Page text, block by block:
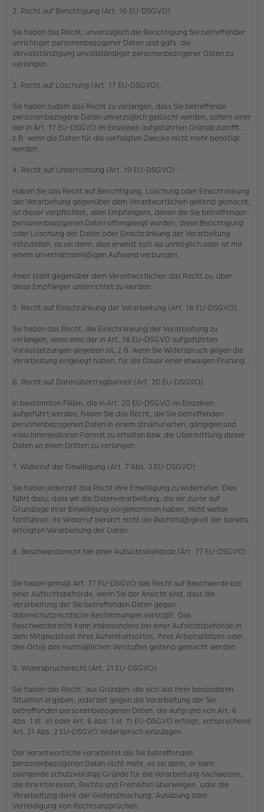
2. Recht auf Berichtigung (Art. 16 EU-DSGVO):
Sie haben das Recht, unverzüglich die Berichtigung Sie betreffender
unrichtiger personenbezogener Daten und ggfs. die
Vervollständigung unvollständiger personenbezogener Daten zu
verlangen.
3. Recht auf Löschung (Art. 17 EU-DSGVO):
Sie haben zudem das Recht zu verlangen, dass Sie betreffende
personenbezogene Daten unverzüglich gelöscht werden, sofern einer
der in Art. 17 EU-DSGVO im Einzelnen aufgeführten Gründe zutrifft,
z.B. wenn die Daten für die verfolgten Zwecke nicht mehr benötigt
werden.
4. Recht auf Unterrichtung (Art. 19 EU-DSGVO):
Haben Sie das Recht auf Berichtigung, Löschung oder Einschränkung
der Verarbeitung gegenüber dem Verantwortlichen geltend gemacht,
ist dieser verpflichtet, allen Empfängern, denen die Sie betreffenden
personenbezogenen Daten offengelegt wurden, diese Berichtigung
oder Löschung der Daten oder Einschränkung der Verarbeitung
mitzuteilen, es sei denn, dies erweist sich als unmöglich oder ist mit
einem unverhältnismäßigen Aufwand verbunden.
Ihnen steht gegenüber dem Verantwortlichen das Recht zu, über
diese Empfänger unterrichtet zu werden.
5. Recht auf Einschränkung der Verarbeitung (Art. 18 EU-DSGVO):
Sie haben das Recht, die Einschränkung der Verarbeitung zu
verlangen, wenn eine der in Art. 18 EU-DSGVO aufgeführten
Voraussetzungen gegeben ist, z.B. wenn Sie Widerspruch gegen die
Verarbeitung eingelegt haben, für die Dauer einer etwaigen Prüfung.
6. Recht auf Datenübertragbarkeit (Art. 20 EU-DSGVO):
In bestimmten Fällen, die in Art. 20 EU-DSGVO im Einzelnen
aufgeführt werden, haben Sie das Recht, die Sie betreffenden
personenbezogenen Daten in einem strukturierten, gängigen und
maschinenlesbaren Format zu erhalten bzw. die Übermittlung dieser
Daten an einen Dritten zu verlangen.
7. Widerruf der Einwilligung (Art. 7 Abs. 3 EU-DSGVO):
Sie haben jederzeit das Recht ihre Einwilligung zu widerrufen. Dies
führt dazu, dass wir die Datenverarbeitung, die wir zuvor auf
Grundlage ihrer Einwilligung vorgenommen haben, nicht weiter
fortführen. Ihr Widerruf berührt nicht die Rechtmäßigkeit der bereits
erfolgten Verarbeitung der Daten.
8. Beschwerderecht bei einer Aufsichtsbehörde (Art. 77 EU-DSGVO):
Sie haben gemäß Art. 77 EU-DSGVO das Recht auf Beschwerde bei
einer Aufsichtsbehörde, wenn Sie der Ansicht sind, dass die
Verarbeitung der Sie betreffenden Daten gegen
datenschutzrechtliche Bestimmungen verstößt. Das
Beschwerderecht kann insbesondere bei einer Aufsichtsbehörde in
dem Mitgliedstaat Ihres Aufenthaltsortes, Ihres Arbeitsplatzes oder
des Ortes des mutmaßlichen Verstoßes geltend gemacht werden.
9. Widerspruchsrecht (Art. 21 EU-DSGVO):
Sie haben das Recht, aus Gründen, die sich aus Ihrer besonderen
Situation ergeben, jederzeit gegen die Verarbeitung der Sie
betreffenden personenbezogenen Daten, die aufgrund von Art. 6
Abs. 1 lit. e) oder Art. 6 Abs. 1 lit. f) EU-DSGVO erfolgt, entsprechend
Art. 21 Abs. 2 EU-DSGVO Widerspruch einzulegen.
Der Verantwortliche verarbeitet die Sie betreffenden
personenbezogenen Daten nicht mehr, es sei denn, er kann
zwingende schutzwürdige Gründe für die Verarbeitung nachweisen,
die Ihre Interessen, Rechte und Freiheiten überwiegen, oder die
Verarbeitung dient der Geltendmachung, Ausübung oder
Verteidigung von Rechtsansprüchen.